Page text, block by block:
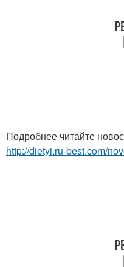
Подробнее читайте
http://dietyi.ru-best.com/